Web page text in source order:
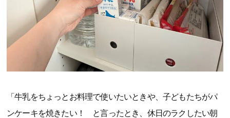
「牛乳をちょっとお料理で使いたいときや、子どもたちがパ
ンケーキを焼きたい！ と言ったとき、休日のラクしたい朝